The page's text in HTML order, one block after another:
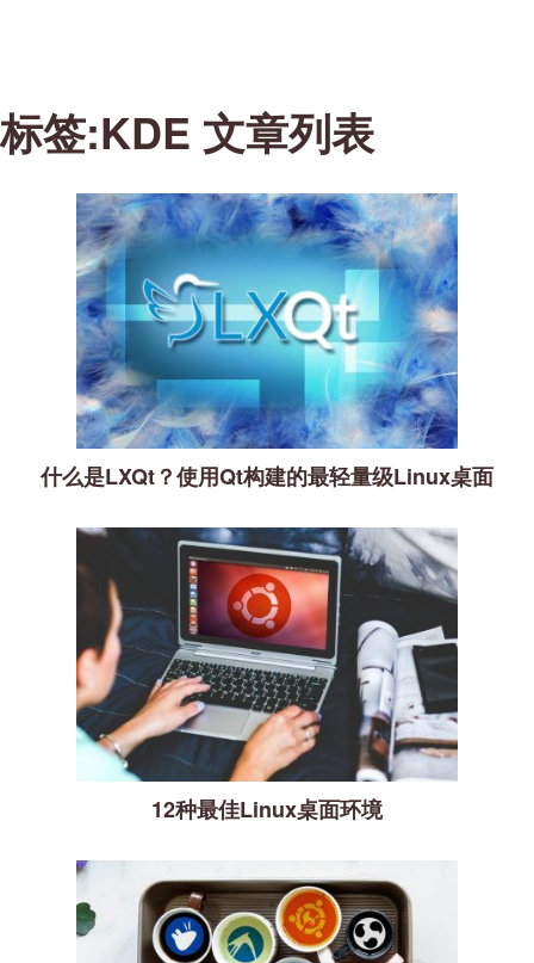
标签:KDE 文章列表
什么是LXQt？使用Qt构建的最轻量级Linux桌面
12种最佳Linux桌面环境